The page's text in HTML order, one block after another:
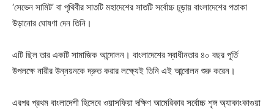
‘সেভেন সামিট’ বা পৃথিবীর সাতটি মহাদেশের সাতটি সর্বোচ্চ চূড়ায় বাংলাদেশের পতাকা
উড়ানোর ঘোষণা দেন তিনি।
এটি ছিল তার একটি সামাজিক আন্দোলন। বাংলাদেশের স্বাধীনতার ৪০ বছর পূর্তি
উপলক্ষে নারীর উন্নয়নকে দ্রুত করার লক্ষ্যেই তিনি এই আন্দোলন শুরু করেন।
এরপর প্রথম বাংলাদেশী হিসেবে ওয়াসফিয়া দক্ষিণ আমেরিকার সর্বোচ্চ শৃঙ্গ অ্যাকাংকাগুয়া